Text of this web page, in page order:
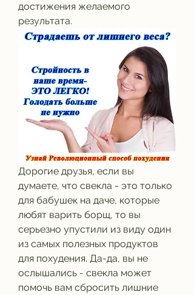
достижения желаемого
результата.
Дорогие друзья, если вы
думаете, что свекла - это только
для бабушек на даче, которые
любят варить борщ, то вы
серьезно упустили из виду один
из самых полезных продуктов
для похудения. Да-да, вы не
ослышались - свекла может
помочь вам сбросить лишние